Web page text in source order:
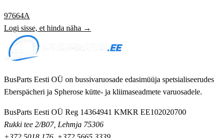
97664A
Logi sisse, et hinda näha →
BusParts Eesti OÜ on bussivaruosade edasimüüja spetsialiseerudes
Eberspächeri ja Spherose kütte- ja kliimaseadmete varuosadele.
BusParts Eesti OÜ Reg 14364941 KMKR EE102020700
Rukki tee 2/B07, Lehmja 75306